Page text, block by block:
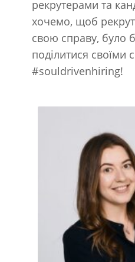
рекрутерами та
хочемо, щоб
свою справу, було
поділитися своїми
#souldrivenhiring!